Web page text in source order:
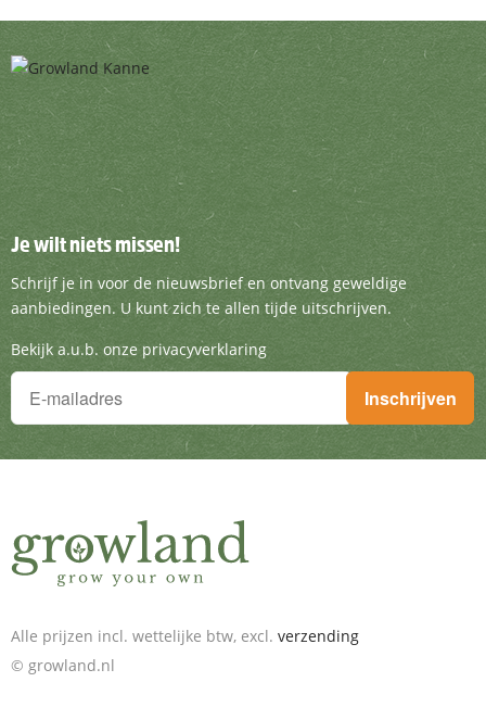
Je wilt niets missen!
Schrijf je in voor de nieuwsbrief en ontvang
Je wilt niets missen!
Schrijf je in voor de nieuwsbrief en ontvang geweldige
aanbiedingen. U kunt zich te allen tijde uitschrijven.
Bekijk a.u.b. onze privacyverklaring
Je wilt niets missen!
Schrijf je in voor de nieuwsbrief en ontvang geweldige
Inschrijven
Alle prijzen incl. wettelijke btw, excl. verzending
© growland.nl